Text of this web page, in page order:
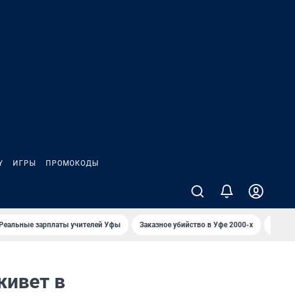
ИГРЫ ПРОМОКОДЫ
Реальные зарплаты учителей Уфы Заказное убийство в Уфе 2000-х
в